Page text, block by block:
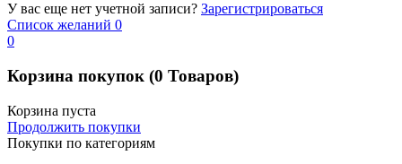
У вас еще нет учетной записи? Зарегистрироваться
Список желаний 0
0
Корзина покупок (0 Товаров)
Корзина пуста
Продолжить покупки
Покупки по категориям